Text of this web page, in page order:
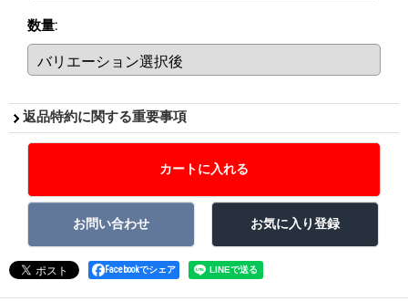
数量:
返品特約に関する重要事項
Facebookでシェア